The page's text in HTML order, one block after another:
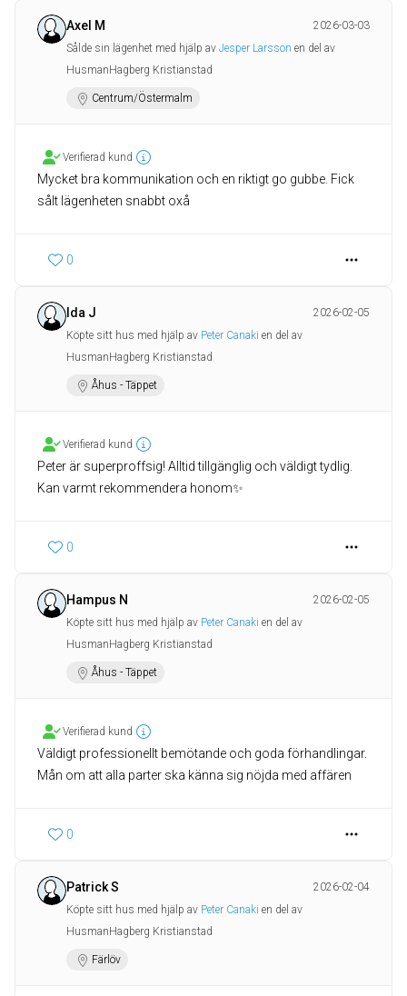
Axel M
2026-03-03
Sålde sin lägenhet med hjälp av Jesper Larsson en del av
HusmanHagberg Kristianstad
Centrum/Östermalm
Verifierad kund
Mycket bra kommunikation och en riktigt go gubbe. Fick
sålt lägenheten snabbt oxå
0
Ida J
2026-02-05
Köpte sitt hus med hjälp av Peter Canaki en del av
HusmanHagberg Kristianstad
Åhus - Täppet
Verifierad kund
Peter är superproffsig! Alltid tillgänglig och väldigt tydlig.
0
Hampus N
2026-02-05
Köpte sitt hus med hjälp av Peter Canaki en del av
HusmanHagberg Kristianstad
Åhus - Täppet
Verifierad kund
Väldigt professionellt bemötande och goda förhandlingar.
Mån om att alla parter ska känna sig nöjda med affären
0
Patrick S
2026-02-04
Köpte sitt hus med hjälp av Peter Canaki en del av
HusmanHagberg Kristianstad
Färlöv